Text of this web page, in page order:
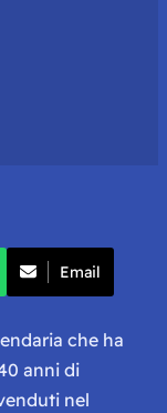
Email
che ha
anni di
nel